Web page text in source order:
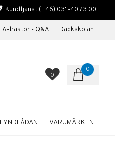
Kundtjänst (+46) 031-40 73 00
A-traktor - Q&A Däckskolan
0
0
FYNDLÅDAN VARUMÄRKEN